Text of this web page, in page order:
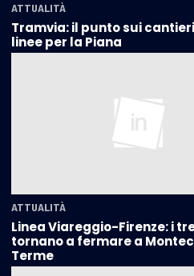
ATTUALITÀ
Tramvia: il punto sui
linee per la Piana
ATTUALITÀ
Linea Viareggio-Firenze: i
tornano a fermare a
Terme